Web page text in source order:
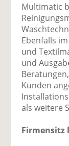
Multimatic
Ebenfalls
und
und
Kunden
als weitere
Firmensitz